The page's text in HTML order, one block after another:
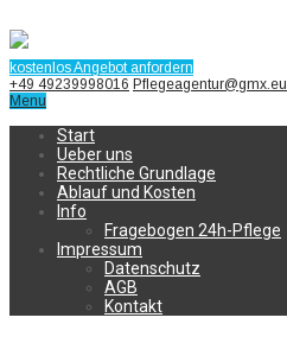
kostenlos Angebot anfordern
+49 49239998016 Pflegeagentur@gmx.eu
Menu
Start
Ueber uns
Rechtliche Grundlage
Ablauf und Kosten
Info
Fragebogen 24h-Pflege
Impressum
Datenschutz
AGB
Kontakt